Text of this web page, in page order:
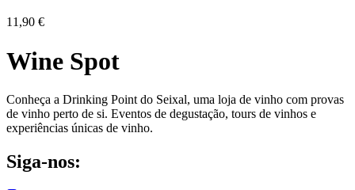
11,90 €
Wine Spot
Conheça a Drinking Point do Seixal, uma loja de vinho com provas
de vinho perto de si. Eventos de degustação, tours de vinhos e
experiências únicas de vinho.
Siga-nos: